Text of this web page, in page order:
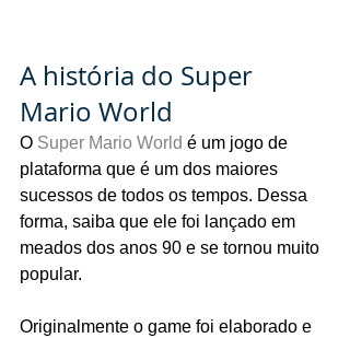
A história do Super
Mario World
O Super Mario World é um jogo de
plataforma que é um dos maiores
sucessos de todos os tempos. Dessa
forma, saiba que ele foi lançado em
meados dos anos 90 e se tornou muito
popular.
Originalmente o game foi elaborado e